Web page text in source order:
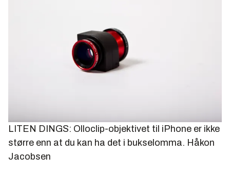
LITEN DINGS: Olloclip-objektivet til iPhone er ikke
større enn at du kan ha det i bukselomma. Håkon
Jacobsen